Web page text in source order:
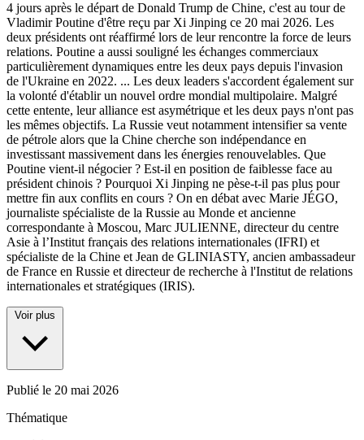
4 jours après le départ de Donald Trump de Chine, c'est au tour de
Vladimir Poutine d'être reçu par Xi Jinping ce 20 mai 2026. Les
deux présidents ont réaffirmé lors de leur rencontre la force de leurs
relations. Poutine a aussi souligné les échanges commerciaux
particulièrement dynamiques entre les deux pays depuis l'invasion
de l'Ukraine en 2022. ... Les deux leaders s'accordent également sur
la volonté d'établir un nouvel ordre mondial multipolaire. Malgré
cette entente, leur alliance est asymétrique et les deux pays n'ont pas
les mêmes objectifs. La Russie veut notamment intensifier sa vente
de pétrole alors que la Chine cherche son indépendance en
investissant massivement dans les énergies renouvelables. Que
Poutine vient-il négocier ? Est-il en position de faiblesse face au
président chinois ? Pourquoi Xi Jinping ne pèse-t-il pas plus pour
mettre fin aux conflits en cours ? On en débat avec Marie JÉGO,
journaliste spécialiste de la Russie au Monde et ancienne
correspondante à Moscou, Marc JULIENNE, directeur du centre
Asie à l’Institut français des relations internationales (IFRI) et
spécialiste de la Chine et Jean de GLINIASTY, ancien ambassadeur
de France en Russie et directeur de recherche à l'Institut de relations
internationales et stratégiques (IRIS).
Voir plus
Publié le 20 mai 2026
Thématique